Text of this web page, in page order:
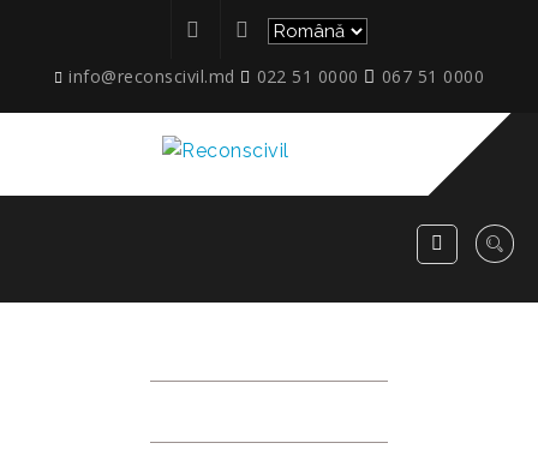
info@reconscivil.md 022 51 0000 067 51 0000